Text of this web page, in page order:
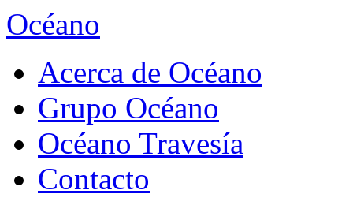
Océano
Acerca de Océano
Grupo Océano
Océano Travesía
Contacto